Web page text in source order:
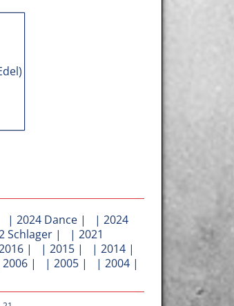
| 2024 Dance | | 2024
Schlager | | 2021
| | 2015 | | 2014 |
2006 | | 2005 | | 2004 |